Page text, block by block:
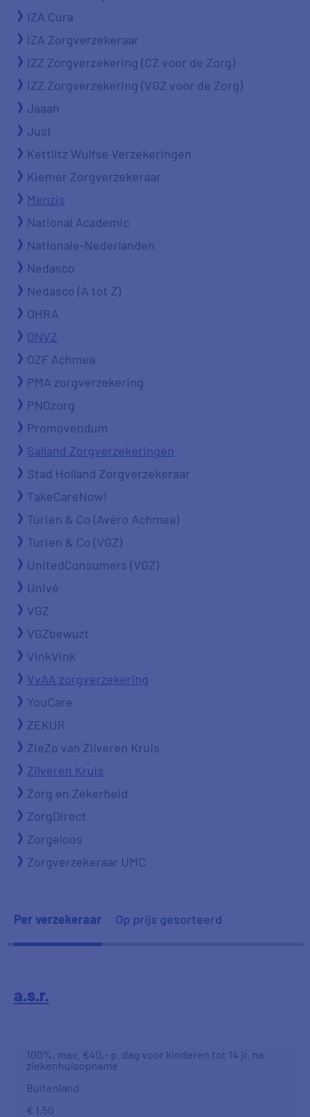
IZA Cura
IZA Zorgverzekeraar
IZZ Zorgverzekering (CZ voor de Zorg)
IZZ Zorgverzekering (VGZ voor de Zorg)
Jaaah
Just
Kettlitz Wulfse Verzekeringen
Kiemer Zorgverzekeraar
Menzis
National Academic
Nationale-Nederlanden
Nedasco
Nedasco (A tot Z)
OHRA
ONVZ
OZF Achmea
PMA zorgverzekering
PNOzorg
Promovendum
Salland Zorgverzekeringen
Stad Holland Zorgverzekeraar
TakeCareNow!
Turien & Co (Avéro Achmea)
Turien & Co (VGZ)
UnitedConsumers (VGZ)
Univé
VGZ
VGZbewuzt
VinkVink
VvAA zorgverzekering
YouCare
ZEKUR
ZieZo van Zilveren Kruis
Zilveren Kruis
Zorg en Zekerheid
ZorgDirect
Zorgeloos
Zorgverzekeraar UMC
Per verzekeraar Op prijs gesorteerd
a.s.r.
100%, max. €40,- p. dag voor kinderen tot 14 jr. na
ziekenhuisopname
Buitenland
€ 1,50